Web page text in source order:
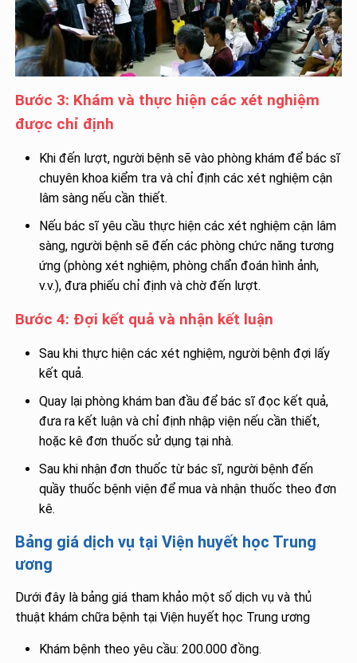
Bước 3: Khám và thực hiện các xét nghiệm
được chỉ định
Khi đến lượt, người bệnh sẽ vào phòng khám để bác sĩ
chuyên khoa kiểm tra và chỉ định các xét nghiệm cận
lâm sàng nếu cần thiết.
Nếu bác sĩ yêu cầu thực hiện các xét nghiệm cận lâm
sàng, người bệnh sẽ đến các phòng chức năng tương
ứng (phòng xét nghiệm, phòng chẩn đoán hình ảnh,
v.v.), đưa phiếu chỉ định và chờ đến lượt.
Bước 4: Đợi kết quả và nhận kết luận
Sau khi thực hiện các xét nghiệm, người bệnh đợi lấy
kết quả.
Quay lại phòng khám ban đầu để bác sĩ đọc kết quả,
đưa ra kết luận và chỉ định nhập viện nếu cần thiết,
hoặc kê đơn thuốc sử dụng tại nhà.
Sau khi nhận đơn thuốc từ bác sĩ, người bệnh đến
quầy thuốc bệnh viện để mua và nhận thuốc theo đơn
kê.
Bảng giá dịch vụ tại Viện huyết học Trung
ương
Dưới đây là bảng giá tham khảo một số dịch vụ và thủ
thuật khám chữa bệnh tại Viện huyết học Trung ương
Khám bệnh theo yêu cầu: 200.000 đồng.